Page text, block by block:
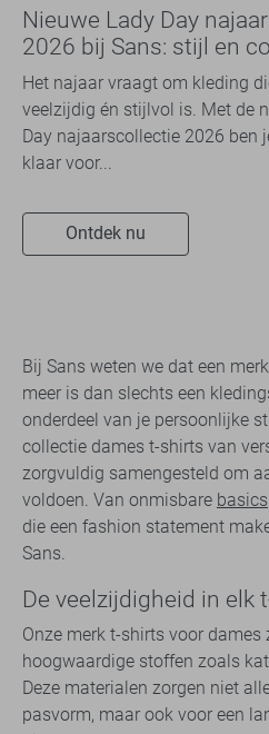
Nieuwe Lady Day
2026 bij Sans: stijl en
travelkwaliteit
Het najaar vraagt om kleding
veelzijdig én stijlvol is. Met de
Day najaarscollectie 2026 ben
klaar voor...
Ontdek nu
Bij Sans weten we dat een
meer is dan slechts een
onderdeel van je persoonlijke
collectie dames t-shirts van
zorgvuldig samengesteld om
voldoen. Van onmisbare basics
die een fashion statement
Sans.
De veelzijdigheid in elk
Onze merk t-shirts voor
hoogwaardige stoffen zoals
Deze materialen zorgen niet
pasvorm, maar ook voor een